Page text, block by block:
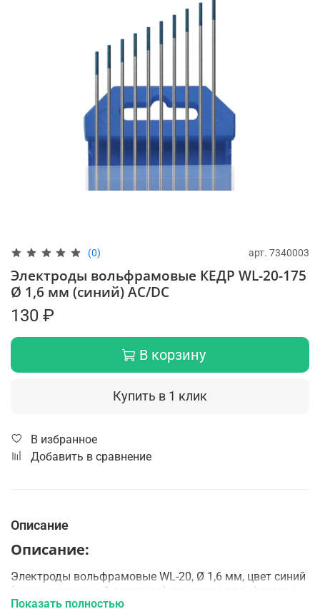
(0) арт. 7340003
Электроды вольфрамовые КЕДР WL-20-175
Ø 1,6 мм (синий) AC/DC
130 ₽
В корзину
Купить в 1 клик
В избранное
Добавить в сравнение
Описание
Описание:
Электроды вольфрамовые WL-20, Ø 1,6 мм, цвет синий
(цена указана за 1 электрод) из сплава вольфрама с
оксидом лантана имеют очень легкий
Показать полностью